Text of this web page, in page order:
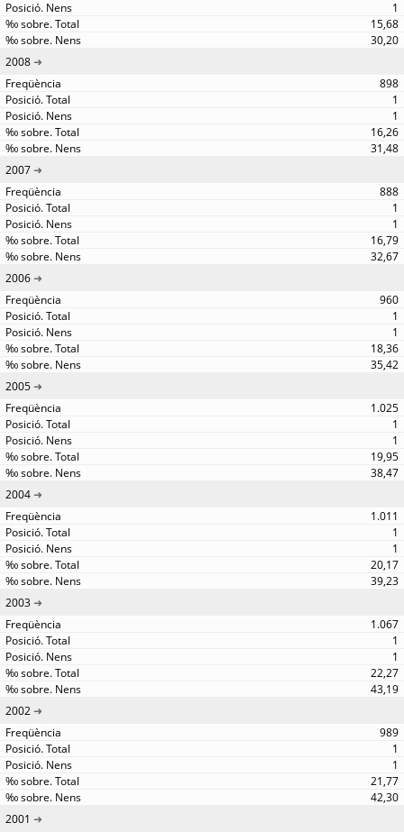
1
15,68
30,20
2008
898
1
1
16,26
31,48
2007
888
1
1
16,79
32,67
2006
960
1
1
18,36
35,42
2005
1.025
1
1
19,95
38,47
2004
1.011
1
1
20,17
39,23
2003
1.067
1
1
22,27
43,19
2002
989
1
1
21,77
42,30
2001